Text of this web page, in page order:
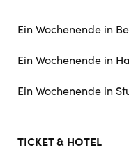
Ein Wochenende in
Ein Wochenende in
Ein Wochenende in
TICKET & HOTEL